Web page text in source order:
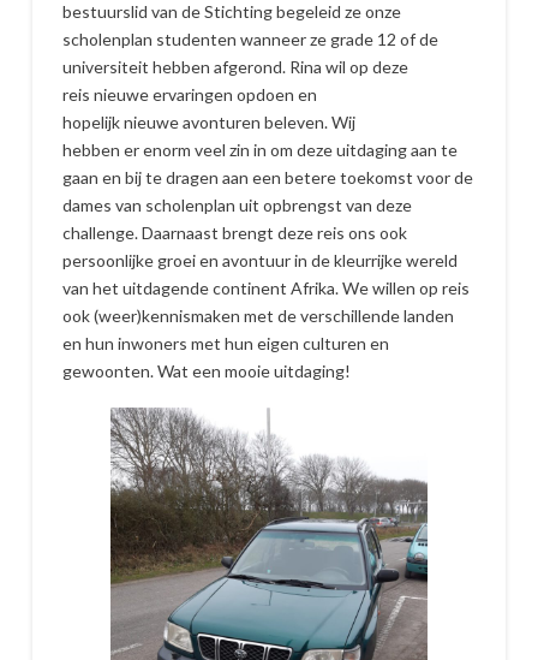
bestuurslid van de Stichting begeleid ze onze
scholenplan studenten wanneer ze grade 12 of de
universiteit hebben afgerond. Rina wil op deze
reis nieuwe ervaringen opdoen en
hopelijk nieuwe avonturen beleven. Wij
hebben er enorm veel zin in om deze uitdaging aan te
gaan en bij te dragen aan een betere toekomst voor de
dames van scholenplan uit opbrengst van deze
challenge. Daarnaast brengt deze reis ons ook
persoonlijke groei en avontuur in de kleurrijke wereld
van het uitdagende continent Afrika. We willen op reis
ook (weer)kennismaken met de verschillende landen
en hun inwoners met hun eigen culturen en
gewoonten. Wat een mooie uitdaging!